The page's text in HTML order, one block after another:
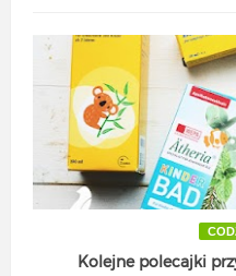
Kolejne polecajki